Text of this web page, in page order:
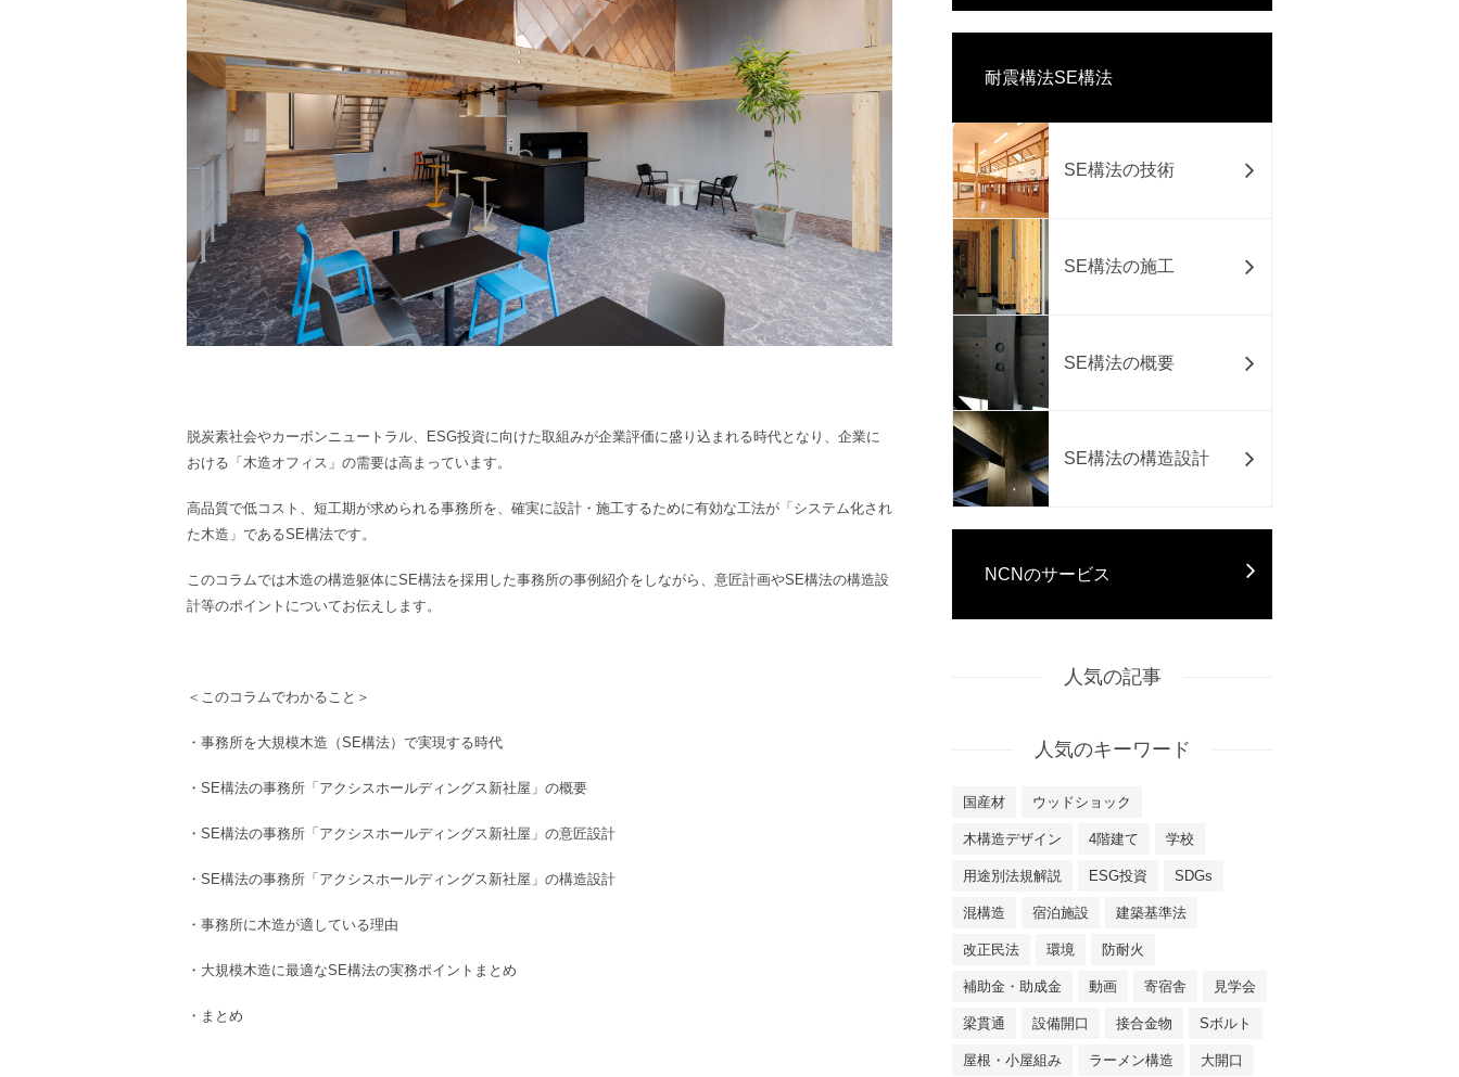
脱炭素社会やカーボンニュートラル、ESG投資に向けた取組みが企業評価に盛り込まれる時代となり、企業に
おける「木造オフィス」の需要は高まっています。
高品質で低コスト、短工期が求められる事務所を、確実に設計・施工するために有効な工法が「システム化され
た木造」であるSE構法です。
このコラムでは木造の構造躯体にSE構法を採用した事務所の事例紹介をしながら、意匠計画やSE構法の構造設
計等のポイントについてお伝えします。
＜このコラムでわかること＞
・事務所を大規模木造 （SE構法） で実現する時代
・ SE構法の事務所 「アクシスホールディングス新社屋」の概要
・ SE構法の事務所 「アクシスホールディングス新社屋」 の意匠設計
・ SE構法の事務所 「アクシスホールディングス新社屋」 の構造設計
・事務所に 木造が適している理由
・ 大規模木造に最適なSE構法の実務ポイントまとめ
・まとめ
耐震構法SE構法
SE構法の技術
SE構法の施工
SE構法の概要
SE構法の構造設計
NCNのサービス
人気の記事
人気のキーワード
国産材 ウッドショック
木構造デザイン 4階建て 学校
用途別法規解説 ESG投資 SDGs
混構造 宿泊施設 建築基準法
改正民法 環境 防耐火
補助金・助成金 動画 寄宿舎 見学会
梁貫通 設備開口 接合金物 Sボルト
屋根・小屋組み ラーメン構造 大開口